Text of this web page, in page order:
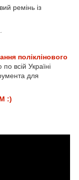
ремінь із
поліклінового
всій Україні
для
:)